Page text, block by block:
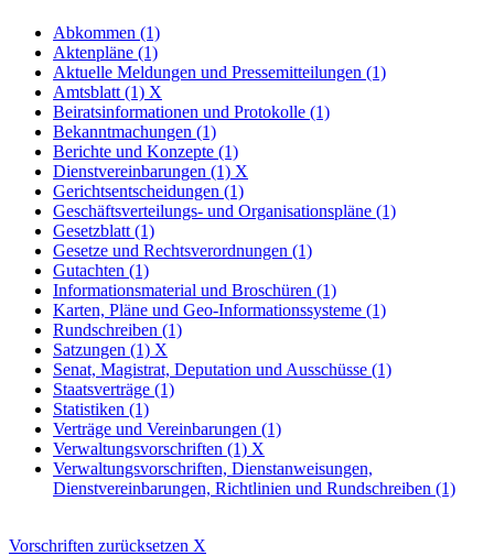
Abkommen (1)
Aktenpläne (1)
Aktuelle Meldungen und Pressemitteilungen (1)
Amtsblatt (1) X
Beiratsinformationen und Protokolle (1)
Bekanntmachungen (1)
Berichte und Konzepte (1)
Dienstvereinbarungen (1) X
Gerichtsentscheidungen (1)
Geschäftsverteilungs- und Organisationspläne (1)
Gesetzblatt (1)
Gesetze und Rechtsverordnungen (1)
Gutachten (1)
Informationsmaterial und Broschüren (1)
Karten, Pläne und Geo-Informationssysteme (1)
Rundschreiben (1)
Satzungen (1) X
Senat, Magistrat, Deputation und Ausschüsse (1)
Staatsverträge (1)
Statistiken (1)
Verträge und Vereinbarungen (1)
Verwaltungsvorschriften (1) X
Verwaltungsvorschriften, Dienstanweisungen,
Dienstvereinbarungen, Richtlinien und Rundschreiben (1)
Vorschriften zurücksetzen X